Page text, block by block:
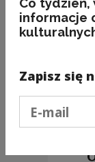
Co
informacje
Zapisz się